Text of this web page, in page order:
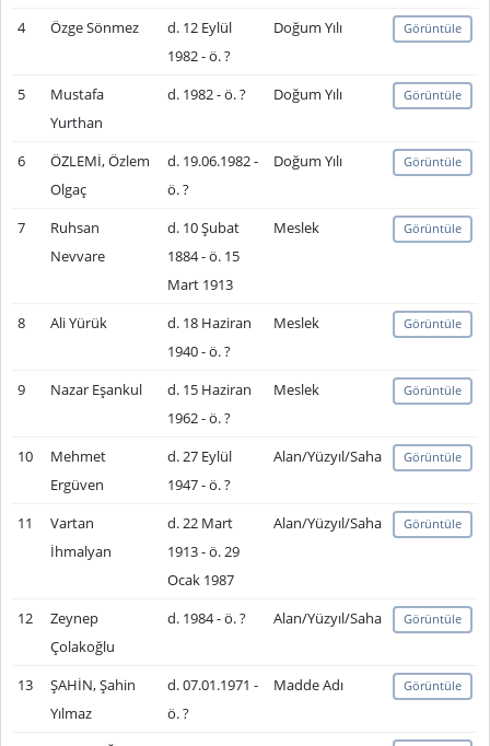
4 Özge Sönmez
d. 12 Eylül
1982 - ö. ?
Doğum Yılı Görüntüle
5
Mustafa
Yurthan
d. 1982 - ö. ? Doğum Yılı Görüntüle
6
ÖZLEMİ, Özlem
Olgaç
d. 19.06.1982 -
ö. ?
Doğum Yılı Görüntüle
7
Ruhsan
Nevvare
d. 10 Şubat
1884 - ö. 15
Mart 1913
Meslek Görüntüle
8 Ali Yürük
d. 18 Haziran
1940 - ö. ?
Meslek Görüntüle
9 Nazar Eşankul
d. 15 Haziran
1962 - ö. ?
Meslek Görüntüle
10
Mehmet
Ergüven
d. 27 Eylül
1947 - ö. ?
Alan/Yüzyıl/Saha Görüntüle
11
Vartan
İhmalyan
d. 22 Mart
1913 - ö. 29
Ocak 1987
Alan/Yüzyıl/Saha Görüntüle
12
Zeynep
Çolakoğlu
d. 1984 - ö. ? Alan/Yüzyıl/Saha Görüntüle
13
ŞAHİN, Şahin
Yılmaz
d. 07.01.1971 -
ö. ?
Madde Adı Görüntüle